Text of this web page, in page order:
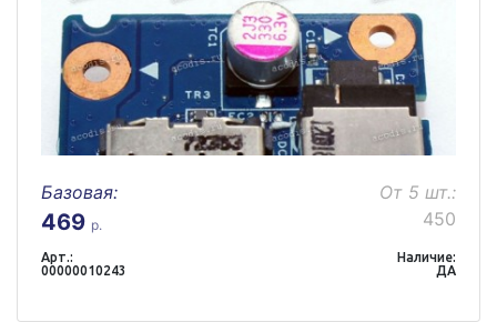
Базовая:
469 р.
От 5 шт.:
450
Арт.:
00000010243
Наличие:
ДА